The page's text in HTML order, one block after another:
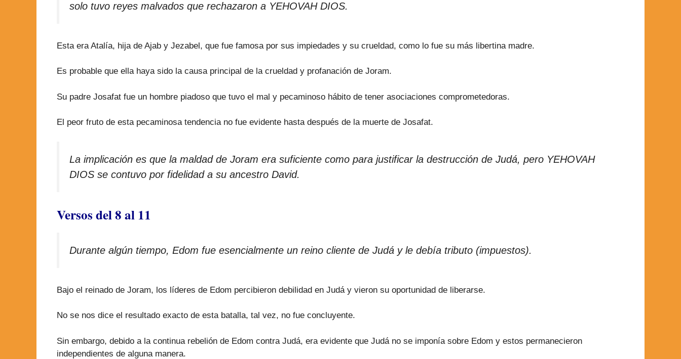
solo tuvo reyes malvados que rechazaron a YEHOVAH DIOS.
Esta era Atalía, hija de Ajab y Jezabel, que fue famosa por sus impiedades y su crueldad, como lo fue su más libertina madre.
Es probable que ella haya sido la causa principal de la crueldad y profanación de Joram.
Su padre Josafat fue un hombre piadoso que tuvo el mal y pecaminoso hábito de tener asociaciones comprometedoras.
El peor fruto de esta pecaminosa tendencia no fue evidente hasta después de la muerte de Josafat.
La implicación es que la maldad de Joram era suficiente como para justificar la destrucción de Judá, pero YEHOVAH
DIOS se contuvo por fidelidad a su ancestro David.
Versos del 8 al 11
Durante algún tiempo, Edom fue esencialmente un reino cliente de Judá y le debía tributo (impuestos).
Bajo el reinado de Joram, los líderes de Edom percibieron debilidad en Judá y vieron su oportunidad de liberarse.
No se nos dice el resultado exacto de esta batalla, tal vez, no fue concluyente.
Sin embargo, debido a la continua rebelión de Edom contra Judá, era evidente que Judá no se imponía sobre Edom y estos permanecieron
independientes de alguna manera.